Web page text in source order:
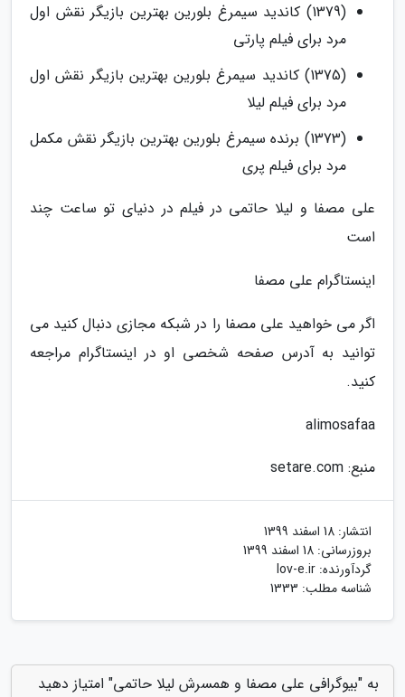
(1379) کاندید سیمرغ بلورین بهترین بازیگر نقش اول
مرد برای فیلم پارتی
(1375) کاندید سیمرغ بلورین بهترین بازیگر نقش اول
مرد برای فیلم لیلا
(1373) برنده سیمرغ بلورین بهترین بازیگر نقش مکمل
مرد برای فیلم پری
علی مصفا و لیلا حاتمی در فیلم در دنیای تو ساعت چند
است
اینستاگرام علی مصفا
اگر می خواهید علی مصفا را در شبکه مجازی دنبال کنید می
توانید به آدرس صفحه شخصی او در اینستاگرام مراجعه
کنید.
alimosafaa
منبع: setare.com
انتشار: 18 اسفند 1399
بروزرسانی: 18 اسفند 1399
گردآورنده: lov-e.ir
شناسه مطلب: 1333
به "بیوگرافی علی مصفا و همسرش لیلا حاتمی" امتیاز دهید